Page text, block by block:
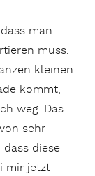
man
muss.
kleinen
kommt,
weg. Das
sehr
diese
mir jetzt